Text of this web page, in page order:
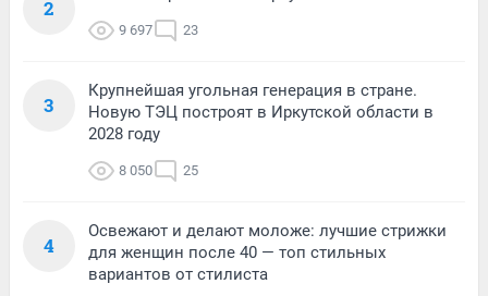
2
9 697 23
3
Крупнейшая угольная генерация в стране.
Новую ТЭЦ построят в Иркутской области в
2028 году
8 050 25
4
Освежают и делают моложе: лучшие стрижки
для женщин после 40 — топ стильных
вариантов от стилиста